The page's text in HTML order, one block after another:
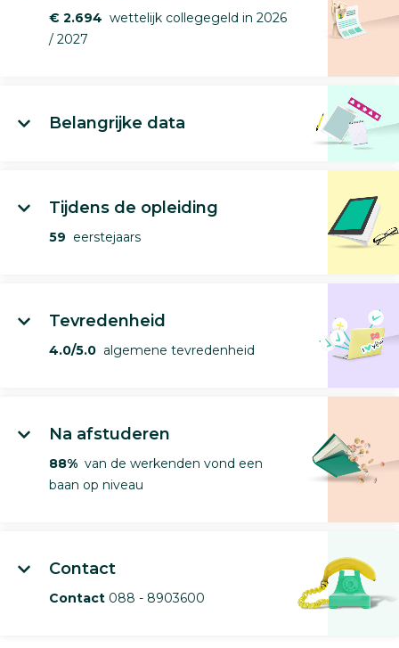
€ 2.694 wettelijk collegegeld in 2026
/ 2027
Belangrijke data
Tijdens de opleiding
59 eerstejaars
Tevredenheid
4.0/5.0 algemene tevredenheid
Na afstuderen
88% van de werkenden vond een
baan op niveau
Contact
Contact 088 - 8903600